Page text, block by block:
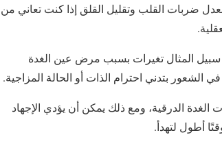
ضربات القلب وتقليل القلق إذا كنت تعاني من
المثال تغيرات بسبب مرض عين الغدة
الشعور بتدني احترام الذات أو الحالة المزاجية.
الغدة الدرقية، ومع ذلك يمكن أن يؤدي الإجهاد
أطول لتهدأ.